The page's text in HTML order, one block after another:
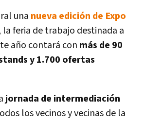
una nueva edición de Expo
la feria de trabajo destinada a
año contará con más de 90
y 1.700 ofertas
jornada de intermediación
los vecinos y vecinas de la